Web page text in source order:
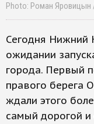
Photo: Роман
Сегодня Нижний
ожидании
города. Первый
правого берега
ждали этого
самый дорогой